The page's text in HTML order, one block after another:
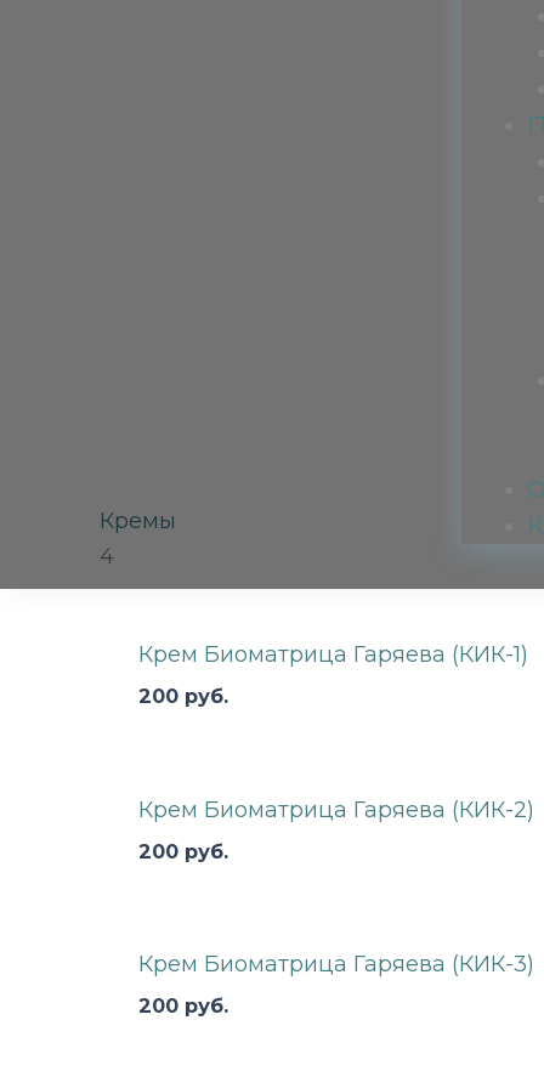
Кремы
4
Крем Биоматрица Гаряева (КИК-1)
200 руб.
Крем Биоматрица Гаряева (КИК-2)
200 руб.
Крем Биоматрица Гаряева (КИК-3)
200 руб.